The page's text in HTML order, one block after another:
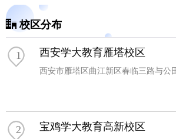
式，将以科技赋能个性化教育，全面开
代。未来，学大教育将继续秉承“因材
教育理念，致力于传播教学思想，研
学产品，提供有益的教学服务。
校区分布
1 西安学大教育雁塔校区
2 宝鸡学大教育高新校区